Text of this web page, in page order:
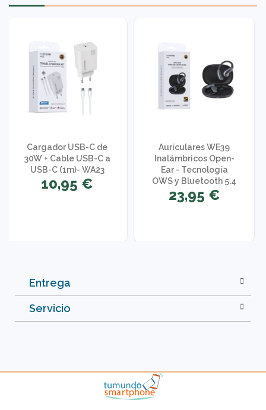
Cargador USB-C de
30W + Cable USB-C a
USB-C (1m)- WA23
10,95 €
Auriculares WE39
Inalámbricos Open-
Ear - Tecnología
OWS y Bluetooth 5.4
23,95 €
Entrega
Servicio